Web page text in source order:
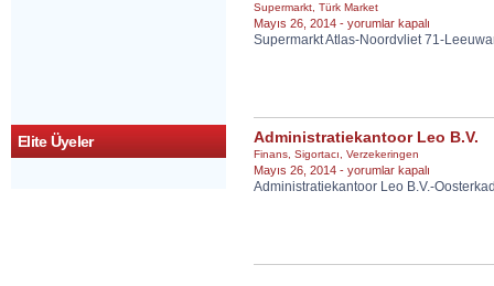
Elite Üyeler
Supermarkt Türk Market
Mayıs 26, 2014 - Supermarkt
Atlas
yorumlar kapalı
Supermarkt Atlas-Noordvliet 71-
Administratiekantoor Leo B.V.
Finans Sigortacı Verzekeringen
Mayıs 26, 2014 - Administratiekantoor
Leo
yorumlar kapalı
Administratiekantoor Leo B.V.-